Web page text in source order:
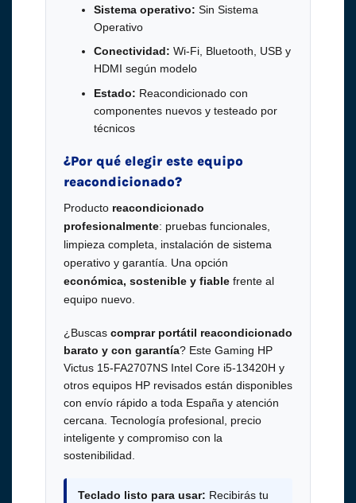
Sistema operativo: Sin Sistema
Operativo
Conectividad: Wi-Fi, Bluetooth, USB y
HDMI según modelo
Estado: Reacondicionado con
componentes nuevos y testeado por
técnicos
¿Por qué elegir este equipo
reacondicionado?
Producto reacondicionado
profesionalmente: pruebas funcionales,
limpieza completa, instalación de sistema
operativo y garantía. Una opción
económica, sostenible y fiablefrente al
equipo nuevo.
¿Buscas comprar portátil reacondicionado
barato y con garantía? Este Gaming HP
Victus 15-FA2707NS Intel Core i5-13420H y
otros equipos HP revisados están disponibles
con envío rápido a toda España y atención
cercana. Tecnología profesional, precio
inteligente y compromiso con la
sostenibilidad.
Teclado listo para usar: Recibirás tu